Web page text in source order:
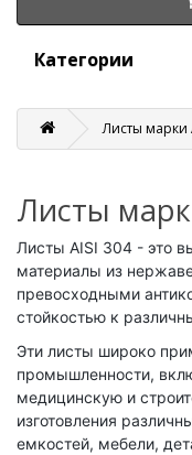
Категории
Листы марки
Листы
Листы AISI 304 - это
материалы из
превосходными
стойкостью к
Эти листы широко
промышленности,
медицинскую и
изготовления
емкостей, мебели,